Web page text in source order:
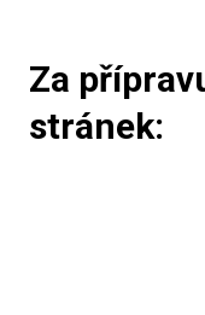
Za
stránek: